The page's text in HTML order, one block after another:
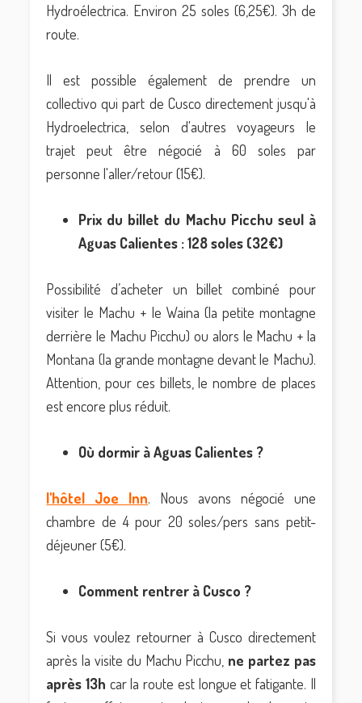
Hydroélectrica. Environ 25 soles (6,25€). 3h de
route.
Il est possible également de prendre un
collectivo qui part de Cusco directement jusqu'à
Hydroelectrica, selon d'autres voyageurs le
trajet peut être négocié à 60 soles par
personne l'aller/retour (15€).
Prix du billet du Machu Picchu seul à
Aguas Calientes : 128 soles (32€)
Possibilité d’acheter un billet combiné pour
visiter le Machu + le Waina (la petite montagne
derrière le Machu Picchu) ou alors le Machu + la
Montana (la grande montagne devant le Machu).
Attention, pour ces billets, le nombre de places
est encore plus réduit.
Où dormir à Aguas Calientes ?
l'hôtel Joe Inn. Nous avons négocié une
chambre de 4 pour 20 soles/pers sans petit-
déjeuner (5€).
Comment rentrer à Cusco ?
Si vous voulez retourner à Cusco directement
après la visite du Machu Picchu, ne partez pas
après 13h car la route est longue et fatigante. Il